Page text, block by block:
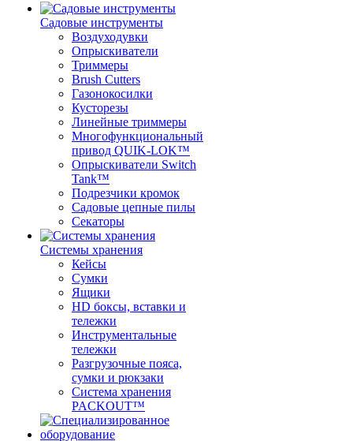
Садовые инструменты
Воздуходувки
Опрыскиватели
Триммеры
Brush Cutters
Газонокосилки
Кусторезы
Линейные триммеры
Многофункциональный
привод QUIK-LOK™
Опрыскиватели Switch
Tank™
Подрезчики кромок
Садовые цепные пилы
Секаторы
Системы хранения
Кейсы
Сумки
Ящики
HD боксы, вставки и
тележки
Инструментальные
тележки
Разгрузочные пояса,
сумки и рюкзаки
Система хранения
PACKOUT™